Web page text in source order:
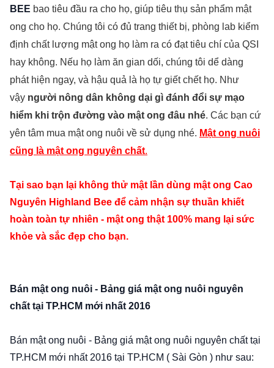
BEE bao tiêu đầu ra cho họ, giúp tiêu thụ sản phẩm mật
ong cho họ. Chúng tôi có đủ trang thiết bị, phòng lab kiểm
định chất lượng mật ong họ làm ra có đạt tiêu chí của QSI
hay không. Nếu họ làm ăn gian dối, chúng tôi dể dàng
phát hiện ngay, và hậu quả là họ tự giết chết họ. Như
vậy người nông dân không dại gì đánh đổi sự mạo
hiểm khi trộn đường vào mật ong đâu nhé. Các bạn cứ
yên tâm mua mật ong nuôi về sử dụng nhé. Mật ong nuôi
cũng là mật ong nguyên chất.
Tại sao bạn lại không thử mật lần dùng mật ong Cao
Nguyên Highland Bee để cảm nhận sự thuần khiết
hoàn toàn tự nhiên - mật ong thật 100% mang lại sức
khỏe và sắc đẹp cho bạn.
Bán mật ong nuôi - Bảng giá mật ong nuôi nguyên
chất tại TP.HCM mới nhất 2016
Bán mật ong nuôi - Bảng giá mật ong nuôi nguyên chất tại
TP.HCM mới nhất 2016 tại TP.HCM ( Sài Gòn ) như sau: